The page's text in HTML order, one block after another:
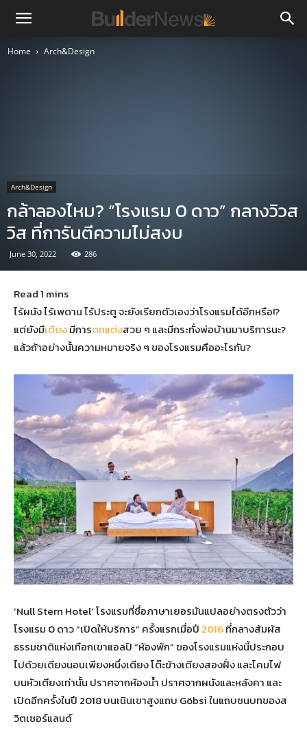
Home Arch&Design
Arch&Design
กล้าลองไหม? “โรงแรม 0 ดาว” กลางวิวส
วิส ที่การันตีความไม่สงบ
June 30, 2022 286
ไร้ผนัง ไร้เพดาน ไร้ประตู จะยังเรียกตัวเองว่าโรงแรมได้อีกหรือ!?
แต่ยังมีเตียงมีการตกแต่งสวย ๆ และมีกระทั่งพ่อบ้านมาบริการนะ?
แล้วถ้าอย่างนั้นความหมายจริง ๆ ของโรงแรมคืออะไรกัน?
‘Null Stern Hotel’ โรงแรมที่ชื่อภาษาเยอรมันแปลอย่างตรงตัวว่า
โรงแรม 0 ดาว “เปิดให้บริการ” ครั้งแรกเมื่อปี 2016ที่กลางสัมผัส
ธรรมชาติแห่งเทือกเขาแอลป์ “ห้องพัก” ของโรงแรมแห่งนี้ประกอบ
ไปด้วยเตียงนอนเพียงหนึ่งเตียง โต๊ะข้างเตียงสองฝั่ง และโคมไฟ
บนหัวเตียงเท่านั้น ปราศจากห้องน้ำ ปราศจากผนังและหลังคา และ
เปิดอีกครั้งในปี 2018 บนเนินเขาสูงแถบ Göbsi ในแถบชนบทของส
วิตเซอร์แลนด์